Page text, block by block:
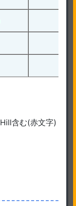
含む(赤文字)